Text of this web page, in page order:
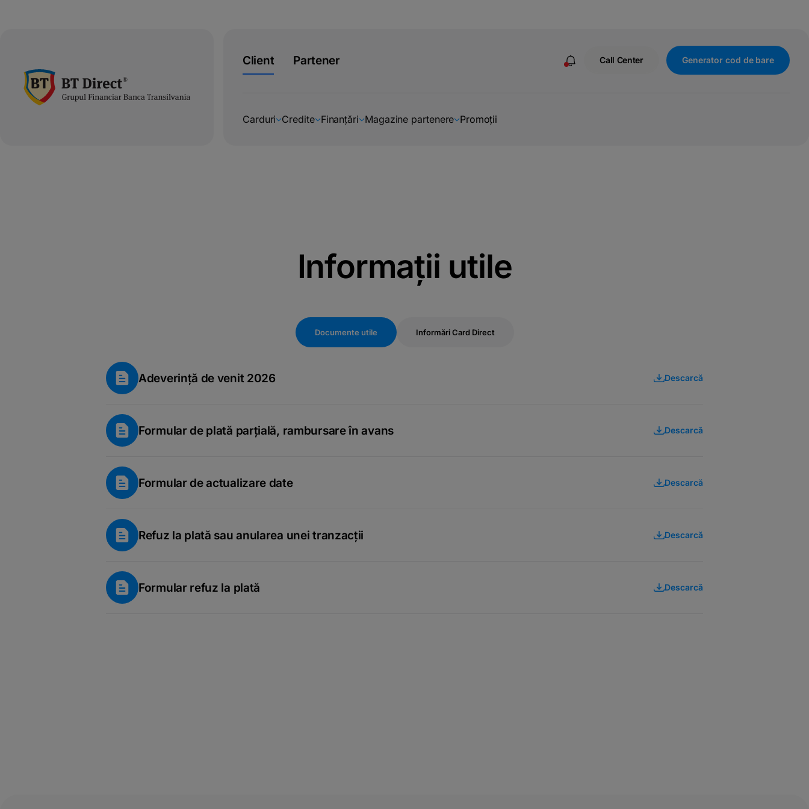
Client Partener Call Center Generator cod de bare
Carduri Credite Finanțări Magazine partenere Promoții
Informații utile
Documente utile Informări Card Direct
Adeverință de venit 2026 Descarcă
Formular de plată parțială, rambursare în avans Descarcă
Formular de actualizare date Descarcă
Refuz la plată sau anularea unei tranzacții Descarcă
Formular refuz la plată Descarcă